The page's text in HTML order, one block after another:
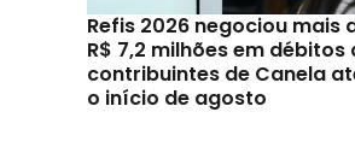
Refis 2026 negociou mais
R$ 7,2 milhões em débitos
contribuintes de Canela
o início de agosto